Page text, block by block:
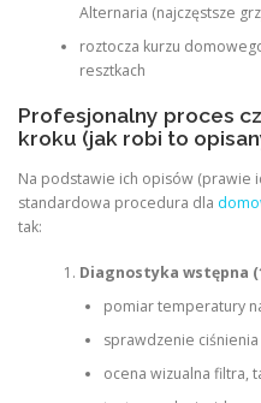
Alternaria (najczęstsze
roztocza kurzu
resztkach
Profesjonalny proces
kroku (jak robi to
Na podstawie ich opisów (prawie
standardowa procedura dla
tak:
Diagnostyka wstępna
pomiar temperatury
sprawdzenie ciśnienia
ocena wizualna filtra,